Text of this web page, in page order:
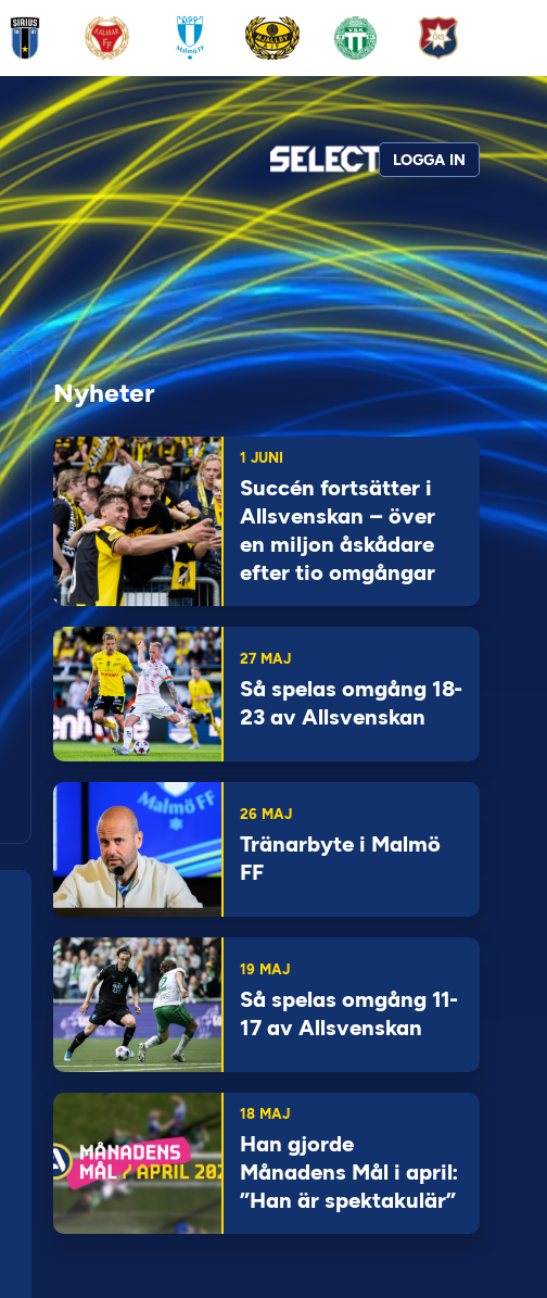
LOGGA IN
Nyheter
1 JUNI
Succén fortsätter i
Allsvenskan – över
en miljon åskådare
efter tio omgångar
27 MAJ
Så spelas omgång 18-
23 av Allsvenskan
26 MAJ
Tränarbyte i Malmö
FF
19 MAJ
Så spelas omgång 11-
17 av Allsvenskan
18 MAJ
Han gjorde
Månadens Mål i april:
”Han är spektakulär”